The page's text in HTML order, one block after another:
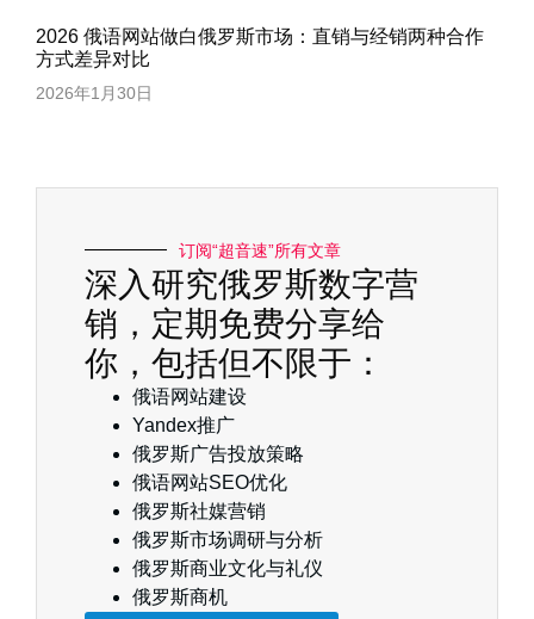
2026 俄语网站做白俄罗斯市场：直销与经销两种合作
方式差异对比
2026年1月30日
订阅“超音速”所有文章
深入研究俄罗斯数字营
销，定期免费分享给
你，包括但不限于：
俄语网站建设
Yandex推广
俄罗斯广告投放策略
俄语网站SEO优化
俄罗斯社媒营销
俄罗斯市场调研与分析
俄罗斯商业文化与礼仪
俄罗斯商机